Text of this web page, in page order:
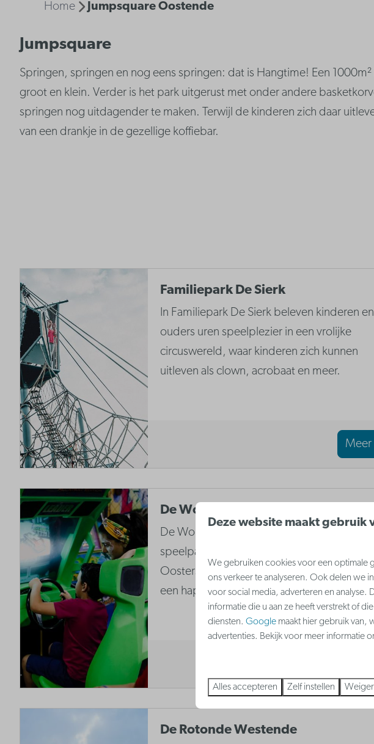
Home Jumpsquare Oostende
Jumpsquare
Springen, springen en nog eens springen: dat is Hangtime! Een
groot en klein. Verder is het park uitgerust met onder andere
springen nog uitdagender te maken. Terwijl de kinderen zich daar
van een drankje in de gezellige koffiebar.
Familiepark De Sierk
In Familiepark De Sierk beleven kinderen en
ouders uren speelplezier in een vrolijke
circuswereld, waar kinderen zich kunnen
uitleven als clown, acrobaat en meer.
Meer
De Wonderlamp
De Wonderlamp is een betoverend
speelparadijs waar kinderen zich uitleven in
Oosterse sferen, terwijl ouders genieten
een hapje, drankje en gratis WiFi.
De Rotonde Westende
Deze website maakt gebruik
We gebruiken cookies voor een optimale
ons verkeer te analyseren. Ook delen we
voor social media, adverteren en analyse.
informatie die u aan ze heeft verstrekt of
diensten. Google maakt hier gebruik van,
advertenties. Bekijk voor meer informatie
Alles accepteren Zelf instellen